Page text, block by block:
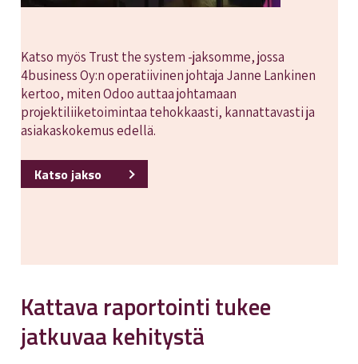
Katso myös Trust the system -jaksomme, jossa
4business Oy:n operatiivinen johtaja Janne Lankinen
kertoo, miten Odoo auttaa johtamaan
projektiliiketoimintaa tehokkaasti, kannattavasti ja
asiakaskokemus edellä.
Katso jakso
Kattava raportointi tukee
jatkuvaa kehitystä